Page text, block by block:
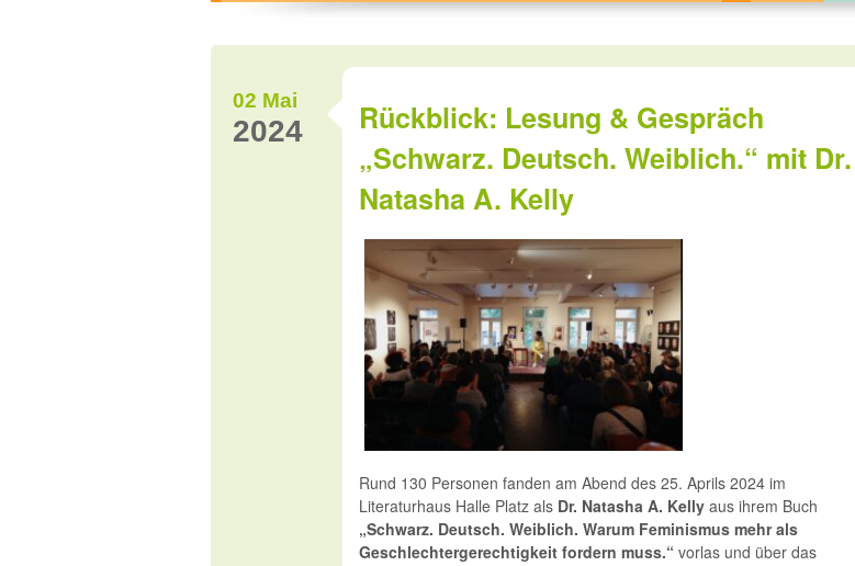
02 Mai
2024
Rückblick: Lesung & Gespräch
„Schwarz. Deutsch. Weiblich.“ mit Dr.
Natasha A. Kelly
Rund 130 Personen fanden am Abend des 25. Aprils 2024 im
Literaturhaus Halle Platz als Dr. Natasha A. Kelly aus ihrem Buch
„Schwarz. Deutsch. Weiblich. Warum Feminismus mehr als
Geschlechtergerechtigkeit fordern muss.“ vorlas und über das